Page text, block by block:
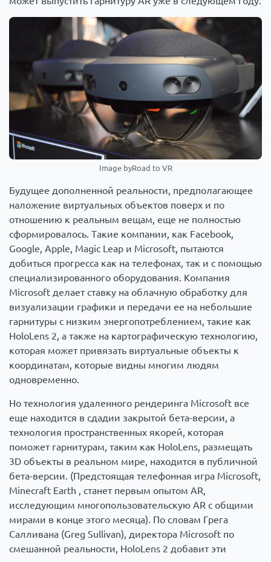
Image byRoad to VR
Будущее дополненной реальности, предполагающее
наложение виртуальных объектов поверх и по
отношению к реальным вещам, еще не полностью
сформировалось. Такие компании, как Facebook,
Google, Apple, Magic Leap и Microsoft, пытаются
добиться прогресса как на телефонах, так и с помощью
специализированного оборудования. Компания
Microsoft делает ставку на облачную обработку для
визуализации графики и передачи ее на небольшие
гарнитуры с низким энергопотреблением, такие как
HoloLens 2, а также на картографическую технологию,
которая может привязать виртуальные объекты к
координатам, которые видны многим людям
одновременно.
Но технология удаленного рендеринга Microsoft все
еще находится в сдадии закрытой бета-версии, а
технология пространственных якорей, которая
поможет гарнитурам, таким как HoloLens, размещать
3D объекты в реальном мире, находится в публичной
бета-версии. (Предстоящая телефонная игра Microsoft,
Minecraft Earth , станет первым опытом AR,
исследующим многопользовательскую AR с общими
мирами в конце этого месяца). По словам Грега
Салливана (Greg Sullivan), директора Microsoft по
смешанной реальности, HoloLens 2 добавит эти